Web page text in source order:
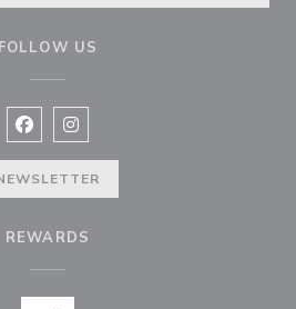
FOLLOW US
Facebook ((opens in a new
Instagram ((opens in a new
REWARDS